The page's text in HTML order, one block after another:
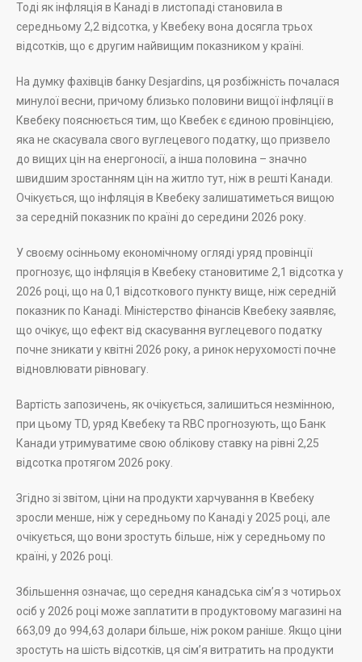
Тоді як інфляція в Канаді в листопаді становила в
середньому 2,2 відсотка, у Квебеку вона досягла трьох
відсотків, що є другим найвищим показником у країні.
На думку фахівців банку Desjardins, ця розбіжність почалася
минулої весни, причому близько половини вищої інфляції в
Квебеку пояснюється тим, що Квебек є єдиною провінцією,
яка не скасувала свого вуглецевого податку, що призвело
до вищих цін на енергоносії, а інша половина – значно
швидшим зростанням цін на житло тут, ніж в решті Канади.
Очікується, що інфляція в Квебеку залишатиметься вищою
за середній показник по країні до середини 2026 року.
У своєму осінньому економічному огляді уряд провінції
прогнозує, що інфляція в Квебеку становитиме 2,1 відсотка у
2026 році, що на 0,1 відсоткового пункту вище, ніж середній
показник по Канаді. Міністерство фінансів Квебеку заявляє,
що очікує, що ефект від скасування вуглецевого податку
почне зникати у квітні 2026 року, а ринок нерухомості почне
відновлювати рівновагу.
Вартість запозичень, як очікується, залишиться незмінною,
при цьому TD, уряд Квебеку та RBC прогнозують, що Банк
Канади утримуватиме свою облікову ставку на рівні 2,25
відсотка протягом 2026 року.
Згідно зі звітом, ціни на продукти харчування в Квебеку
зросли менше, ніж у середньому по Канаді у 2025 році, але
очікується, що вони зростуть більше, ніж у середньому по
країні, у 2026 році.
Збільшення означає, що середня канадська сім’я з чотирьох
осіб у 2026 році може заплатити в продуктовому магазині на
663,09 до 994,63 долари більше, ніж роком раніше. Якщо ціни
зростуть на шість відсотків, ця сім’я витратить на продукти